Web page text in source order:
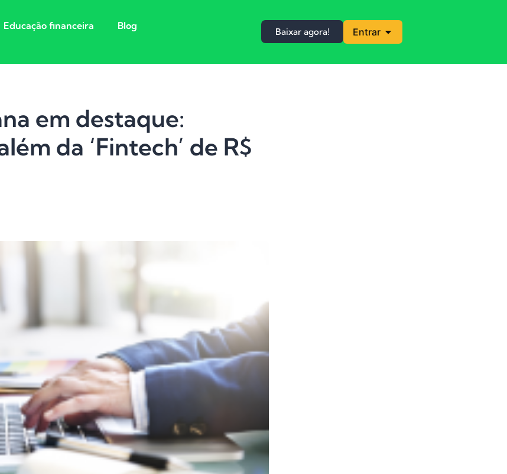
Educação financeira Blog
Baixar agora! Entrar
em destaque:
da ‘Fintech’ de R$